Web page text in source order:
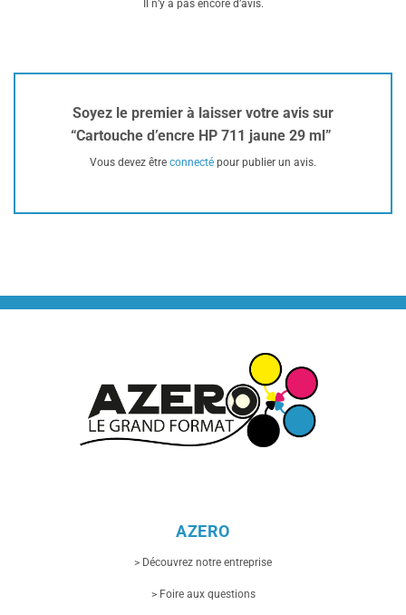
Il n’y a pas encore d’avis.
Soyez le premier à laisser votre avis sur
“Cartouche d’encre HP 711 jaune 29 ml”
Vous devez être connecté pour publier un avis.
AZERO
> Découvrez notre entreprise
> Foire aux questions